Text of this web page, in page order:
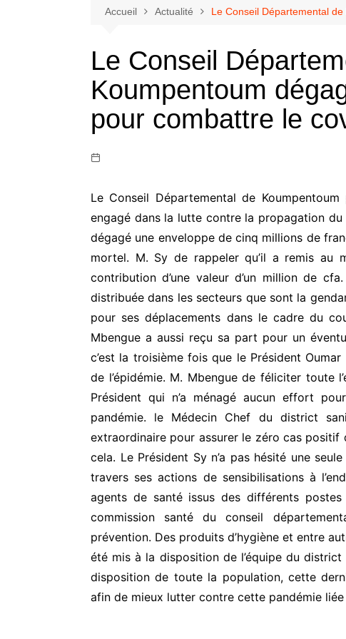
Accueil Actualité Le Conseil Départemental
Le Conseil
Koumpentoum
pour combattre le
Le Conseil Départemental de
engagé dans la lutte contre la propagation
dégagé une enveloppe de cinq millions de
mortel. M. Sy de rappeler qu’il a remis au
contribution d’une valeur d’un million de
distribuée dans les secteurs que sont la
pour ses déplacements dans le cadre du
Mbengue a aussi reçu sa part pour un
c’est la troisième fois que le Président
de l’épidémie. M. Mbengue de féliciter toute
Président qui n’a ménagé aucun effort
pandémie. le Médecin Chef du district
extraordinaire pour assurer le zéro cas
cela. Le Président Sy n’a pas hésité une
travers ses actions de sensibilisations à
agents de santé issus des différents
commission santé du conseil
prévention. Des produits d’hygiène et entre
été mis à la disposition de l’équipe du
disposition de toute la population, cette
afin de mieux lutter contre cette pandémie